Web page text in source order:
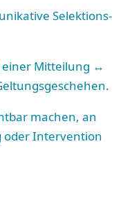
Selektions-
einer Mitteilung ↔
machen, an
oder Intervention